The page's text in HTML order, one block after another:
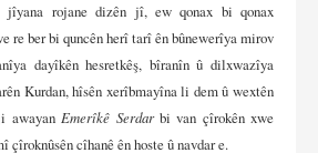
jîyana rojane dizên jî, ew qonax bi qonax
re ber bi quncên herî tarî ên bûnewerîya mirov
dayîkên hesretkêş, bîranîn û dilxwazîya
Kurdan, hîsên xerîbmayîna li dem û wextên
awayanEmerîkê Serdarbi van çîrokên xwe
çîroknûsên cîhanê ên hoste û navdar e.